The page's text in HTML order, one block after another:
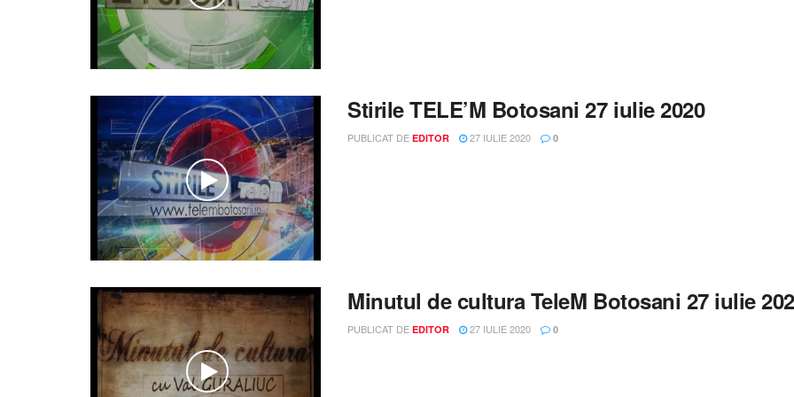
Stirile TELE’M Botosani 27 iulie 2020
PUBLICAT DE EDITOR 27 IULIE 2020 0
Minutul de cultura TeleM Botosani 27 iulie
PUBLICAT DE EDITOR 27 IULIE 2020 0